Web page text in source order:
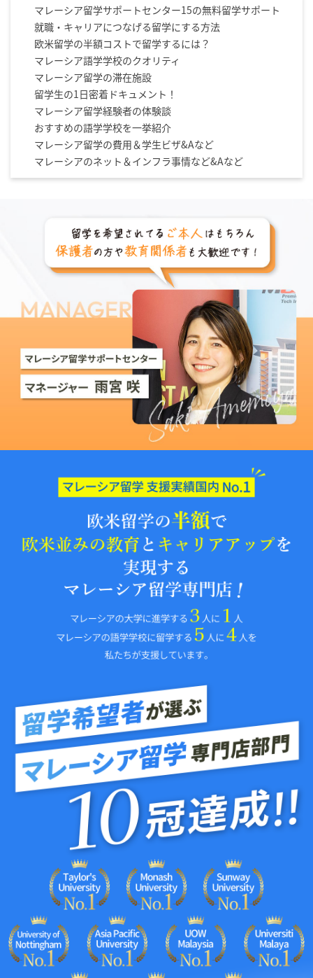
マレーシア留学サポートセンター15の無料留学サポート
就職・キャリアにつなげる留学にする方法
欧米留学の半額コストで留学するには？
マレーシア語学学校のクオリティ
マレーシア留学の滞在施設
留学生の1日密着ドキュメント！
マレーシア留学経験者の体験談
おすすめの語学学校を一挙紹介
マレーシア留学の費用＆学生ビザ&Aなど
マレーシアのネット＆インフラ事情など&Aなど